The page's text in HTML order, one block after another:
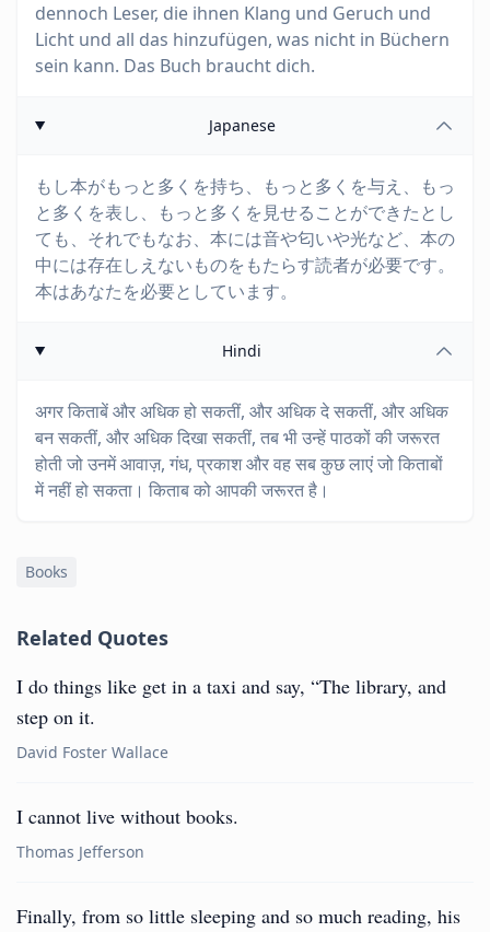
dennoch Leser, die ihnen Klang und Geruch und
Licht und all das hinzufügen, was nicht in Büchern
sein kann. Das Buch braucht dich.
Japanese
もし本がもっと多くを持ち、もっと多くを与え、もっ
と多くを表し、もっと多くを見せることができたとし
ても、それでもなお、本には音や匂いや光など、本の
中には存在しえないものをもたらす読者が必要です。
本はあなたを必要としています。
Hindi
अगर किताबें और अधिक हो सकतीं, और अधिक दे सकतीं, और अधिक
बन सकतीं, और अधिक दिखा सकतीं, तब भी उन्हें पाठकों की जरूरत
होती जो उनमें आवाज़, गंध, प्रकाश और वह सब कुछ लाएं जो किताबों
में नहीं हो सकता। किताब को आपकी जरूरत है।
Books
Related Quotes
I do things like get in a taxi and say, “The library, and
step on it.
David Foster Wallace
I cannot live without books.
Thomas Jefferson
Finally, from so little sleeping and so much reading, his